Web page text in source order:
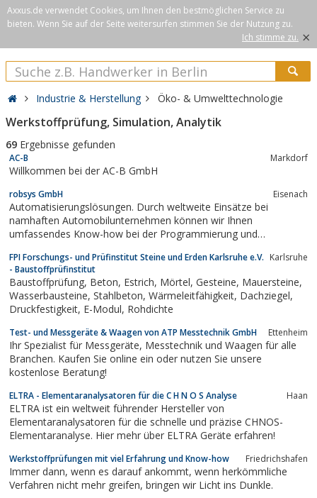
Axxus.de verwendet Cookies, um Ihnen den bestmöglichen Service zu
bieten. Wenn Sie auf der Seite weitersurfen stimmen Sie der Nutzung zu.
Ich stimme zu. ×
Industrie & Herstellung Öko- & Umwelttechnologie
Werkstoffprüfung, Simulation, Analytik
69 Ergebnisse gefunden
AC-B Markdorf
Willkommen bei der AC-B GmbH
robsys GmbH Eisenach
Automatisierungslösungen. Durch weltweite Einsätze bei
namhaften Automobilunternehmen können wir Ihnen
umfassendes Know-how bei der Programmierung und
bieten Roboterprogrammierung
FPI Forschungs- und Prüfinstitut Steine und Erden Karlsruhe e.V.
- Baustoffprüfinstitut
Karlsruhe
Baustoffprüfung, Beton, Estrich, Mörtel, Gesteine, Mauersteine,
Wasserbausteine, Stahlbeton, Wärmeleitfähigkeit, Dachziegel,
Druckfestigkeit, E-Modul, Rohdichte
Test- und Messgeräte & Waagen von ATP Messtechnik GmbH Ettenheim
Ihr Spezialist für Messgeräte, Messtechnik und Waagen für alle
Branchen. Kaufen Sie online ein oder nutzen Sie unsere
kostenlose Beratung!
ELTRA - Elementaranalysatoren für die C H N O S Analyse Haan
ELTRA ist ein weltweit führender Hersteller von
Elementaranalysatoren für die schnelle und präzise CHNOS-
Elementaranalyse. Hier mehr über ELTRA Geräte erfahren!
Werkstoffprüfungen mit viel Erfahrung und Know-how Friedrichshafen
Immer dann, wenn es darauf ankommt, wenn herkömmliche
Verfahren nicht mehr greifen, bringen wir Licht ins Dunkle.